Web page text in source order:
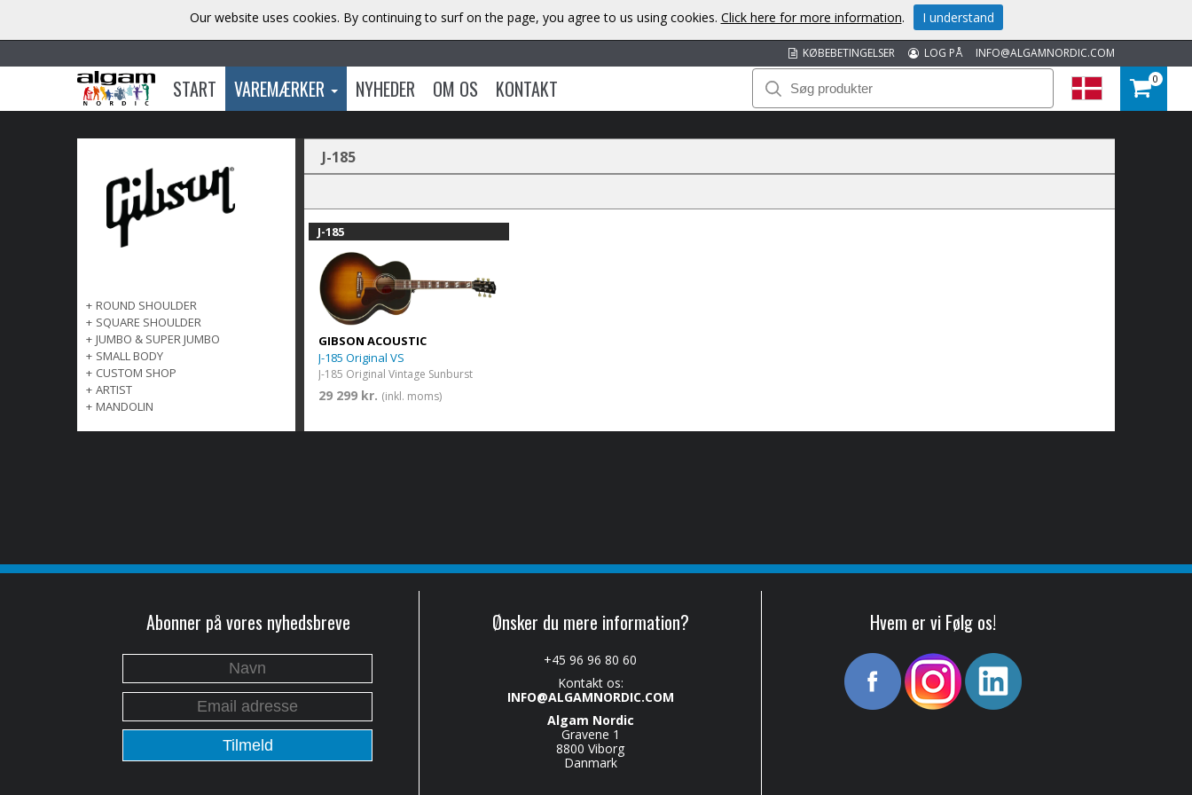
INFO@ALGAMNORDIC.COM
LOG PÅ
KØBEBETINGELSER
START VAREMÆRKER NYHEDER OM OS KONTAKT 0
+ ROUND SHOULDER
+ SQUARE SHOULDER
+ JUMBO & SUPER JUMBO
+ SMALL BODY
+ CUSTOM SHOP
+ ARTIST
+ MANDOLIN
J-185
J-185
GIBSON ACOUSTIC
J-185 Original VS
J-185 Original Vintage Sunburst
29 299 kr. (inkl. moms)
Abonner på vores nyhedsbreve Ønsker du mere information?
+45 96 96 80 60
Kontakt os:
INFO@ALGAMNORDIC.COM
Algam Nordic
Gravene 1
8800 Viborg
Danmark
Hvem er vi Følg os!
Our website uses cookies. By continuing to surf on the page, you agree to us using cookies. Click here for more information. I understand